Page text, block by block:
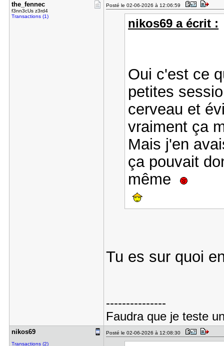
the_fennec
f3nn3cUs z3rd4
Transactions (1)
Posté le 02-06-2026 à 12:06:59
nikos69 a écrit :
Oui c'est ce
petites
cerveau et
vraiment ça
Mais j'en
ça pouvait
même
Tu es sur quoi
---------------
Faudra que je teste
nikos69
Transactions (2)
Posté le 02-06-2026 à 12:08:30